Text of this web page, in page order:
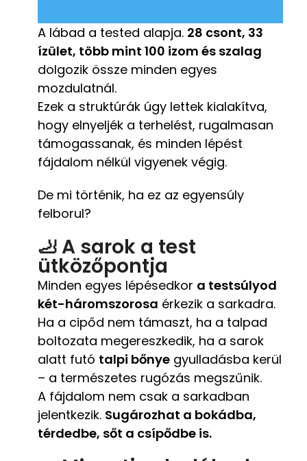
A lábad a tested alapja. 28 csont, 33
ízület, több mint 100 izom és szalag
dolgozik össze minden egyes
mozdulatnál.
Ezek a struktúrák úgy lettek kialakítva,
hogy elnyeljék a terhelést, rugalmasan
támogassanak, és minden lépést
fájdalom nélkül vigyenek végig.
De mi történik, ha ez az egyensúly
felborul?
🦶 A sarok a test
ütközőpontja
Minden egyes lépésedkor a testsúlyod
két-háromszorosa érkezik a sarkadra.
Ha a cipőd nem támaszt, ha a talpad
boltozata megereszkedik, ha a sarok
alatt futó talpi bőnye gyulladásba kerül
– a természetes rugózás megszűnik.
A fájdalom nem csak a sarkadban
jelentkezik. Sugározhat a bokádba,
térdedbe, sőt a csípődbe is.